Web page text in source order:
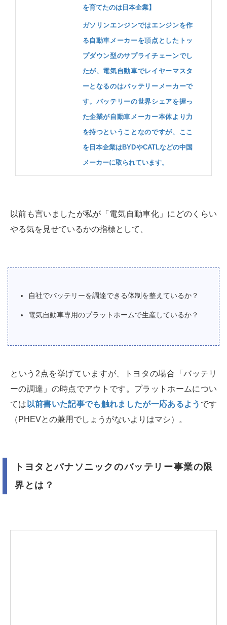
を育てたのは日本企業】
ガソリンエンジンではエンジンを作
る自動車メーカーを頂点としたトッ
プダウン型のサプライチェーンでし
たが、電気自動車でレイヤーマスタ
ーとなるのはバッテリーメーカーで
す。バッテリーの世界シェアを握っ
た企業が自動車メーカー本体より力
を持つということなのですが、ここ
を日本企業はBYDやCATLなどの中国
メーカーに取られています。
以前も言いましたが私が「電気自動車化」にどのくらい
やる気を見せているかの指標として、
自社でバッテリーを調達できる体制を整えているか？
電気自動車専用のプラットホームで生産しているか？
という2点を挙げていますが、トヨタの場合「バッテリ
ーの調達」の時点でアウトです。プラットホームについ
ては 以前書いた記事でも触れましたが一応あるよう です
（PHEVとの兼用でしょうがないよりはマシ）。
トヨタとパナソニックのバッテリー事業の限
界とは？